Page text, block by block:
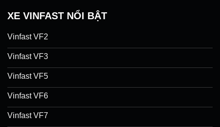
XE VINFAST NỔI BẬT
Vinfast VF2
Vinfast VF3
Vinfast VF5
Vinfast VF6
Vinfast VF7